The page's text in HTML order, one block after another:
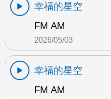
幸福的星空
FM AM
2026/05/03
幸福的星空
FM AM